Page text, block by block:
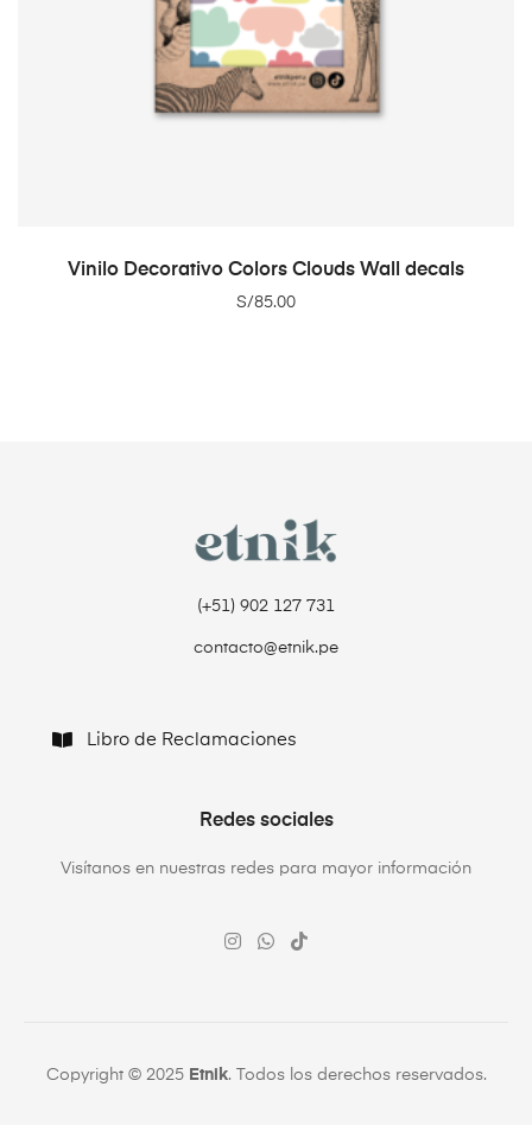
ADD TO CART
Vinilo Decorativo Colors Clouds Wall decals
S/85.00
(+51) 902 127 731‬
contacto@etnik.pe
Libro de Reclamaciones
Redes sociales
Visítanos en nuestras redes para mayor información
Copyright © 2025 Etnik. Todos los derechos reservados.